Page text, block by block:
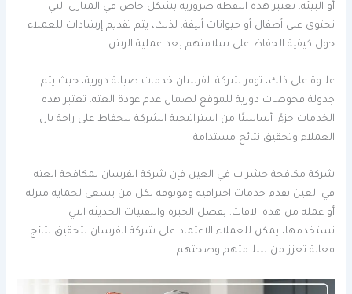
أو البيئة. تعتبر هذه النقطة ضرورية بشكل خاص في المنازل التي
تحتوي على أطفال أو حيوانات أليفة. لذلك، يتم تقديم إرشادات للعملاء
حول كيفية الحفاظ على سلامتهم بعد عملية الرش.
علاوة على ذلك، توفر شركة الفرسان خدمات صيانة دورية، حيث يتم
جدولة فحوصات دورية للموقع لضمان عدم عودة العته. تعتبر هذه
الخدمات جزءًا أساسيًا من استراتيجية الشركة للحفاظ على راحة بال
العملاء وتحقيق نتائج مستدامة.
شركة مكافحة حشرات في العين فإن شركة الفرسان لمكافحة العته
في العين تقدم خدمات احترافية وموثوقة لكل من يسعى لحماية منزله
أو عمله من هذه الآفات. بفضل الخبرة والتقنيات الحديثة التي
تستخدمها، يمكن للعملاء الاعتماد على شركة الفرسان لتحقيق نتائج
فعالة تعزز من سلامتهم وصحتهم.